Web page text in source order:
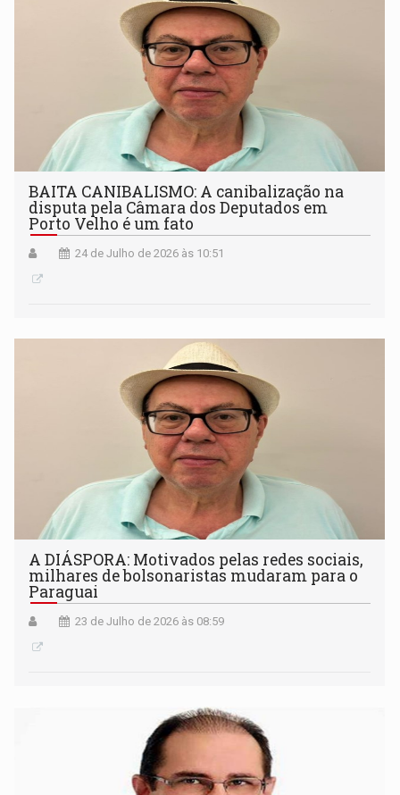
BAITA CANIBALISMO: A canibalização na
disputa pela Câmara dos Deputados em
Porto Velho é um fato
24 de Julho de 2026 às 10:51
A DIÁSPORA: Motivados pelas redes sociais,
milhares de bolsonaristas mudaram para o
Paraguai
23 de Julho de 2026 às 08:59